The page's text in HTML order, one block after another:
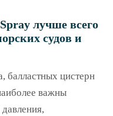
лучше всего
судов и
балластных цистерн
важны